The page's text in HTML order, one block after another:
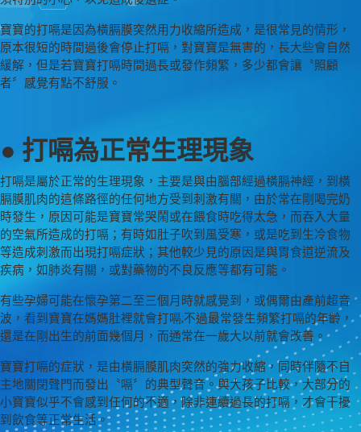
寶寶的打嗝是因為橫膈膜突然用力收縮所造成，是很常見的情形，
原本很短的時間過後會停止打嗝，對寶寶是無害的，長大些會自然
緩解，但是若寶寶打嗝時間過長或發作頻繁，多少都會讓〝照顧
者〞感覺有點不舒服。
● 打嗝為正常生理現象
打嗝是屬於正常的生理現象，主要是與由腦部經過橫膈神經，到橫
膈膜肌肉的這條路徑的任何地方受到刺激有關，由於常在剛喝完奶
時發生，原因可能是寶寶常哭鬧或在餵食時吃得太急，而吞入大量
的空氣所造成的打嗝；有時如肚子吹到風受寒，或是吃到生冷食物
等造成刺激而出現打嗝症狀；其他較少見的原因是與胃食道逆流及
疾病，如肺炎有關，或對藥物的不良反應等都有可能。
有些孕婦可能在懷孕第二至三個月時就感覺到，或偶爾由產前超音
波，看到寶寶在媽媽肚裡就會打嗝;不過最常發生頻繁打嗝的年齡，
還是在剛出生的前面幾個月，而通常在一歲大以前就會改善。
寶寶打嗝的症狀，是由橫膈膜肌肉突然的強力收縮，同時伴隨不自
主地關閉聲門而發出〝嗝〞的典型聲音。與大孩子比較，大部分的
小寶寶似乎不會感到任何的不適，除非連續過長的打嗝，才會干擾
到飲食等正常生活。